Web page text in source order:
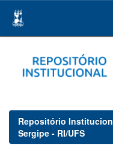
navigation
Repositório
Sergipe - RI/UFS